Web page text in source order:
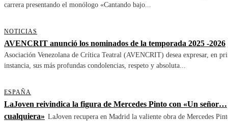
carrera presentando el monólogo «Cantando bajo...
NOTICIAS
AVENCRIT anunció los nominados de la temporada 2025 -2026
Asociación Venezolana de Crítica Teatral (AVENCRIT) desea expresar, en
instancia, sus más profundas condolencias, respeto y absoluta...
ESPAÑA
LaJoven reivindica la figura de Mercedes Pinto con «Un señor…
cualquiera» LaJoven recupera en Madrid la valiente obra de Mercedes